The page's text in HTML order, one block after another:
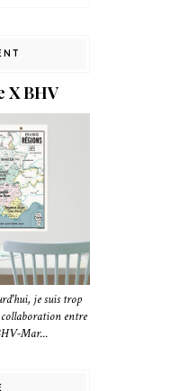
X BHV
je suis trop
entre
Mar...